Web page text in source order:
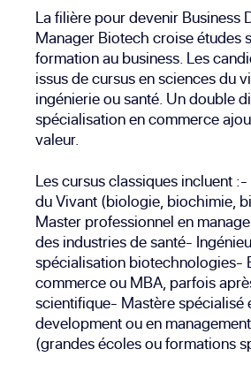
La filière pour devenir Business
Manager Biotech croise études
formation au business. Les
issus de cursus en sciences du
ingénierie ou santé. Un double
spécialisation en commerce
valeur.
Les cursus classiques incluent
du Vivant (biologie, biochimie,
Master professionnel en
des industries de santé-
spécialisation biotechnologies-
commerce ou MBA, parfois
scientifique- Mastère spécialisé
development ou en
(grandes écoles ou formations